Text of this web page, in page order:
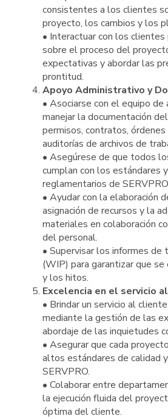
consistentes a los clientes
proyecto, los cambios y los
• Interactuar con los clientes
sobre el proceso del
expectativas y abordar las
prontitud.
Apoyo Administrativo y
• Asociarse con el equipo de
manejar la documentación
permisos, contratos,
auditorías de archivos de
• Asegúrese de que todos
cumplan con los estándares
reglamentarios de
• Ayudar con la elaboración
asignación de recursos y la
materiales en colaboración
del personal.
• Supervisar los informes de
(WIP) para garantizar que
y los hitos.
Excelencia en el servicio
• Brindar un servicio al
mediante la gestión de las
abordaje de las inquietudes
• Asegurar que cada
altos estándares de calidad
SERVPRO.
• Colaborar entre
la ejecución fluida del
óptima del cliente.